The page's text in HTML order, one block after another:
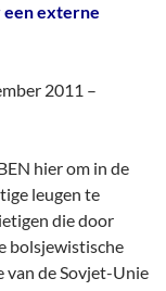
een externe
2011 –
hier om in de
leugen te
die door
bolsjewistische
van de Sovjet-Unie